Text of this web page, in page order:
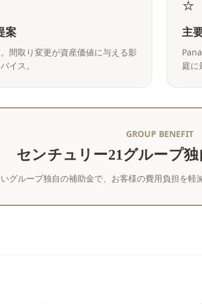
案
間取り変更が資産価値に与える影
イス。
⭐
主
庭に
GROUP BENEFIT
センチュリー21グループ
グループ独自の補助金で、お客様の費用負担を軽